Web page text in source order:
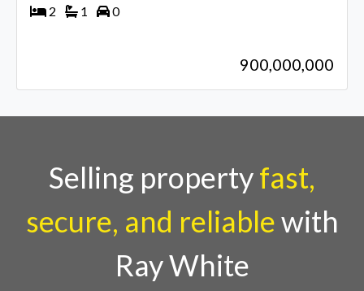
2
1 0
900,000,000
Selling propertyfast,
secure, and reliablewith
Ray White